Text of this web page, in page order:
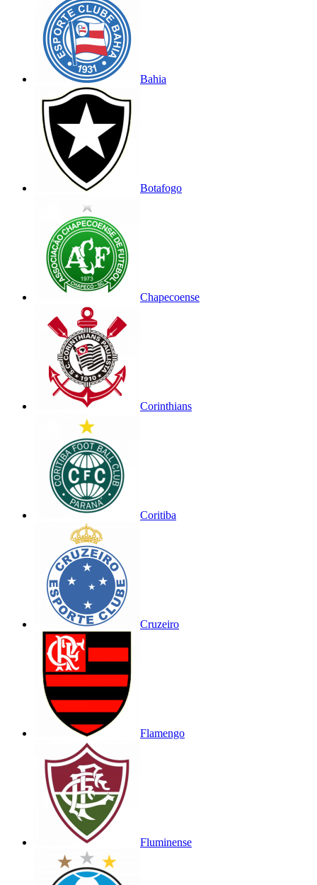
Bahia
Botafogo
Chapecoense
Corinthians
Coritiba
Cruzeiro
Flamengo
Fluminense